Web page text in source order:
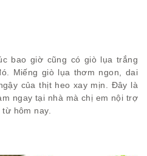
bao giờ cũng có giò lụa trắng
Miếng giò lụa thơm ngon, dai
của thịt heo xay mịn. Đây là
ngay tại nhà mà chị em nội trợ
hôm nay.